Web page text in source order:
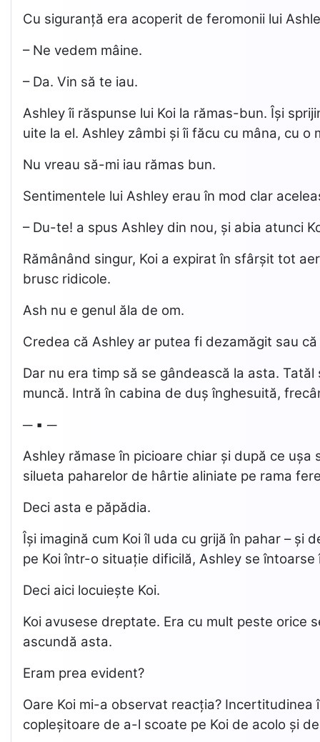
Cu siguranță era acoperit de feromonii lui
– Ne vedem mâine.
– Da. Vin să te iau.
Ashley îi răspunse lui Koi la rămas-bun. Își
uite la el. Ashley zâmbi și îi făcu cu mâna, cu
Nu vreau să-mi iau rămas bun.
Sentimentele lui Ashley erau în mod clar
– Du-te! a spus Ashley din nou, și abia atunci
Rămânând singur, Koi a expirat în sfârșit tot
brusc ridicole.
Ash nu e genul ăla de om.
Credea că Ashley ar putea fi dezamăgit sau
Dar nu era timp să se gândească la asta.
muncă. Intră în cabina de duș înghesuită,
─ ▪ ─
Ashley rămase în picioare chiar și după ce
silueta paharelor de hârtie aliniate pe rama
Deci asta e păpădia.
Își imagină cum Koi îl uda cu grijă în pahar –
pe Koi într-o situație dificilă, Ashley se
Deci aici locuiește Koi.
Koi avusese dreptate. Era cu mult peste orice
ascundă asta.
Eram prea evident?
Oare Koi mi-a observat reacția?
copleșitoare de a-l scoate pe Koi de acolo și